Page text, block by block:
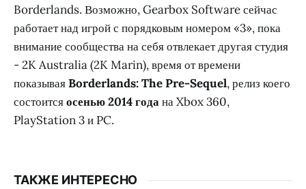
Borderlands. Возможно, Gearbox Software сейчас
работает над игрой с порядковым номером «3», пока
внимание сообщества на себя отвлекает другая студия
- 2K Australia (2K Marin), время от времени
показываяBorderlands: The Pre-Sequel, релиз коего
состоитсяосенью 2014 годана Xbox 360,
PlayStation 3 и PC.
ТАКЖЕ ИНТЕРЕСНО